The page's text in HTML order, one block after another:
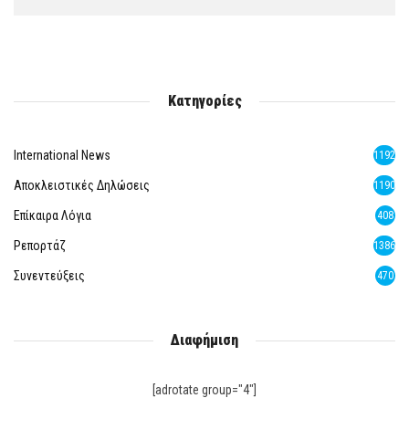
Κατηγορίες
International News 1192
Αποκλειστικές Δηλώσεις 1190
Επίκαιρα Λόγια 408
Ρεπορτάζ 1386
Συνεντεύξεις 470
Διαφήμιση
[adrotate group="4"]